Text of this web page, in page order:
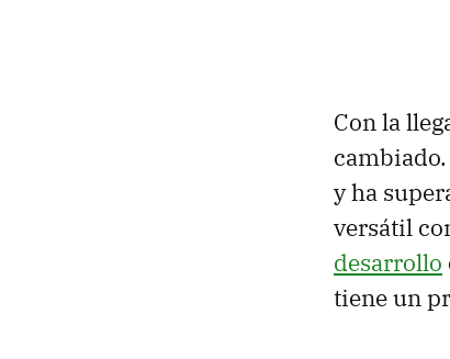
Con la
y ha
versátil
desarrollo
tiene un